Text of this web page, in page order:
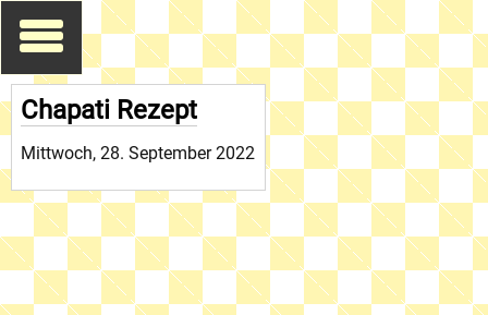
Chapati Rezept
Mittwoch, 28. September 2022